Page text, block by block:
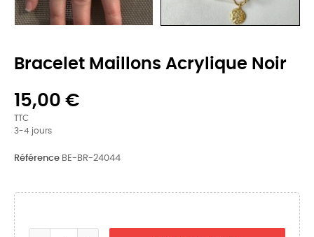
Bracelet Maillons Acrylique Noir
15,00 €
TTC
3-4 jours
Référence BE-BR-24044